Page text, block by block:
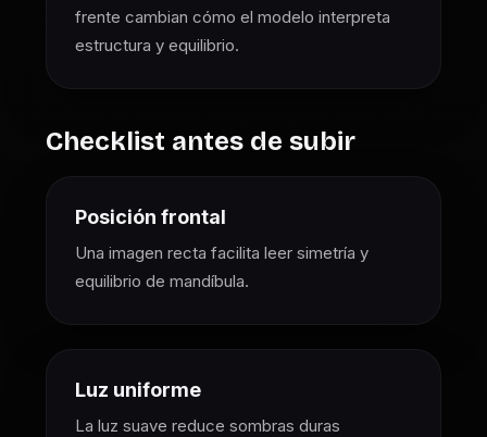
frente cambian cómo el modelo interpreta
estructura y equilibrio.
Checklist antes de subir
Posición frontal
Una imagen recta facilita leer simetría y
equilibrio de mandíbula.
Luz uniforme
La luz suave reduce sombras duras